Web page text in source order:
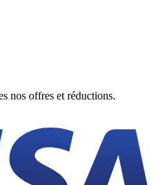
nos offres et réductions.